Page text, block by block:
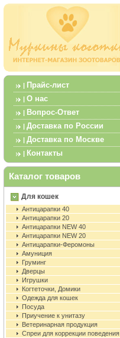
| Прайс-лист
| О нас
| Вопрос-Ответ
| Доставка по России
| Доставка по Москве
| Контакты
Каталог товаров
Для кошек
Антицарапки 40
Антицарапки 20
Антицарапки NEW 40
Антицарапки NEW 20
Антицарапки-Феромоны
Амуниция
Груминг
Дверцы
Игрушки
Когтеточки, Домики
Одежда для кошек
Посуда
Приучение к унитазу
Ветеринарная продукция
Спреи для коррекции поведения